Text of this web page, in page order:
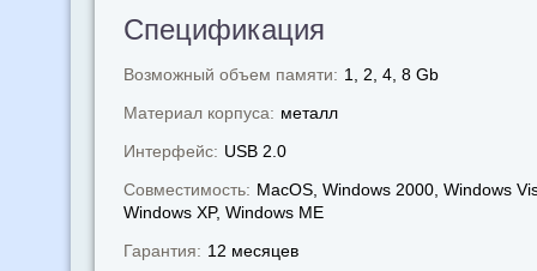
Спецификация
Возможный объем памяти: 1, 2, 4, 8 Gb
Материал корпуса: металл
Интерфейс: USB 2.0
Совместимость: MacOS, Windows 2000, Windows
Windows XP, Windows МЕ
Гарантия: 12 месяцев